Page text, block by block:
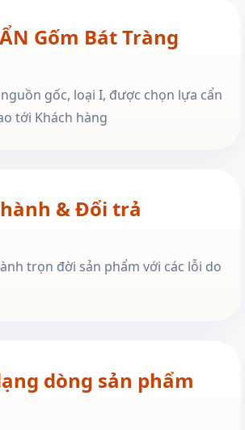
Gốm Bát Tràng
gốc, loại I, được chọn lựa cẩn
tới Khách hàng
& Đổi trả
trọn đời sản phẩm với các lỗi do
dòng sản phẩm